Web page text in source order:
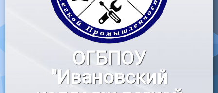
Воспитательная работа
«Профессионалы»ОГБПОУ
"Ивановский